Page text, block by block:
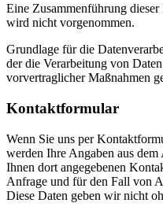
Eine Zusammenführung
wird nicht vorgenommen.
Grundlage für die
der die Verarbeitung von
vorvertraglicher Maßnahmen
Kontaktformular
Wenn Sie uns per
werden Ihre Angaben aus
Ihnen dort angegebenen
Anfrage und für den Fall von
Diese Daten geben wir nicht